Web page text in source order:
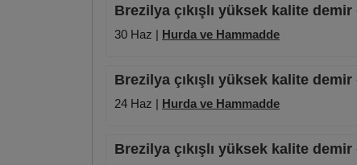
Brezilya çıkışlı yüksek kalite
30 Haz | Hurda ve Hammadde
Brezilya çıkışlı yüksek kalite
24 Haz | Hurda ve Hammadde
Brezilya çıkışlı yüksek kalite